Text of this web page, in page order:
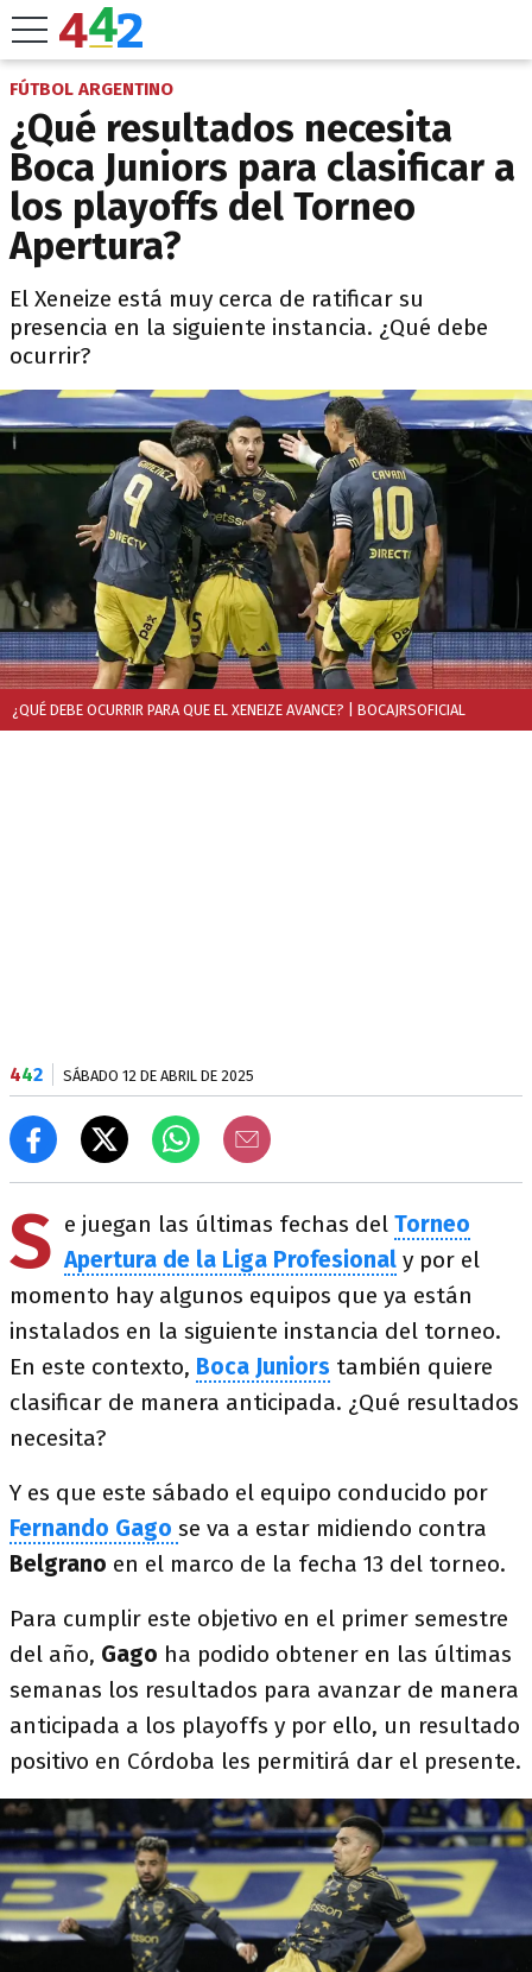
FÚTBOL ARGENTINO
¿Qué resultados necesita
Boca Juniors para clasificar a
los playoffs del Torneo
Apertura?
El Xeneize está muy cerca de ratificar su
presencia en la siguiente instancia. ¿Qué debe
ocurrir?
¿QUÉ DEBE OCURRIR PARA QUE EL XENEIZE AVANCE? | BOCAJRSOFICIAL
442 SÁBADO 12 DE ABRIL DE 2025
S e juegan las últimas fechas del Torneo
Apertura de la Liga Profesional y por el
momento hay algunos equipos que ya están
instalados en la siguiente instancia del torneo.
En este contexto, Boca Juniors también quiere
clasificar de manera anticipada. ¿Qué resultados
necesita?
Y es que este sábado el equipo conducido por
Fernando Gago se va a estar midiendo contra
Belgrano en el marco de la fecha 13 del torneo.
Para cumplir este objetivo en el primer semestre
del año, Gago ha podido obtener en las últimas
semanas los resultados para avanzar de manera
anticipada a los playoffs y por ello, un resultado
positivo en Córdoba les permitirá dar el presente.